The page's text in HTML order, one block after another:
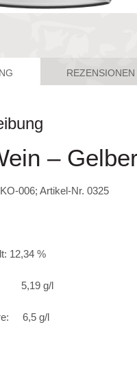
–
006; Artikel-Nr. 0325
12,34 %
5,19 g/l
6,5 g/l